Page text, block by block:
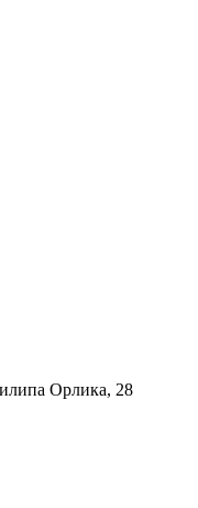
Орлика, 28